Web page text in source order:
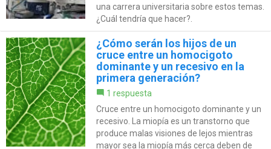
una carrera universitaria sobre estos temas.
¿Cuál tendría que hacer?.
¿Cómo serán los hijos de un
cruce entre un homocigoto
dominante y un recesivo en la
primera generación?
1 respuesta
Cruce entre un homocigoto dominante y un
recesivo. La miopía es un transtorno que
produce malas visiones de lejos mientras
mayor sea la miopía más cerca deben de